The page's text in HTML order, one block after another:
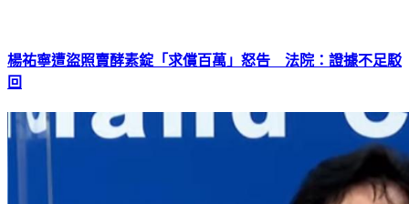
楊祐寧遭盜照賣酵素錠「求償百萬」怒告 法院：證據不足駁
回